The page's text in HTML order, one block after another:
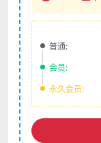
普通:
会员:
永久会员: